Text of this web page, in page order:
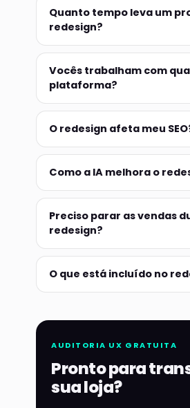
Quanto tempo leva um
redesign?
Vocês trabalham com
plataforma?
O redesign afeta meu
Como a IA melhora o
Preciso parar as vendas
redesign?
O que está incluído no
AUDITORIA UX GRATUITA
Pronto para
sua loja?